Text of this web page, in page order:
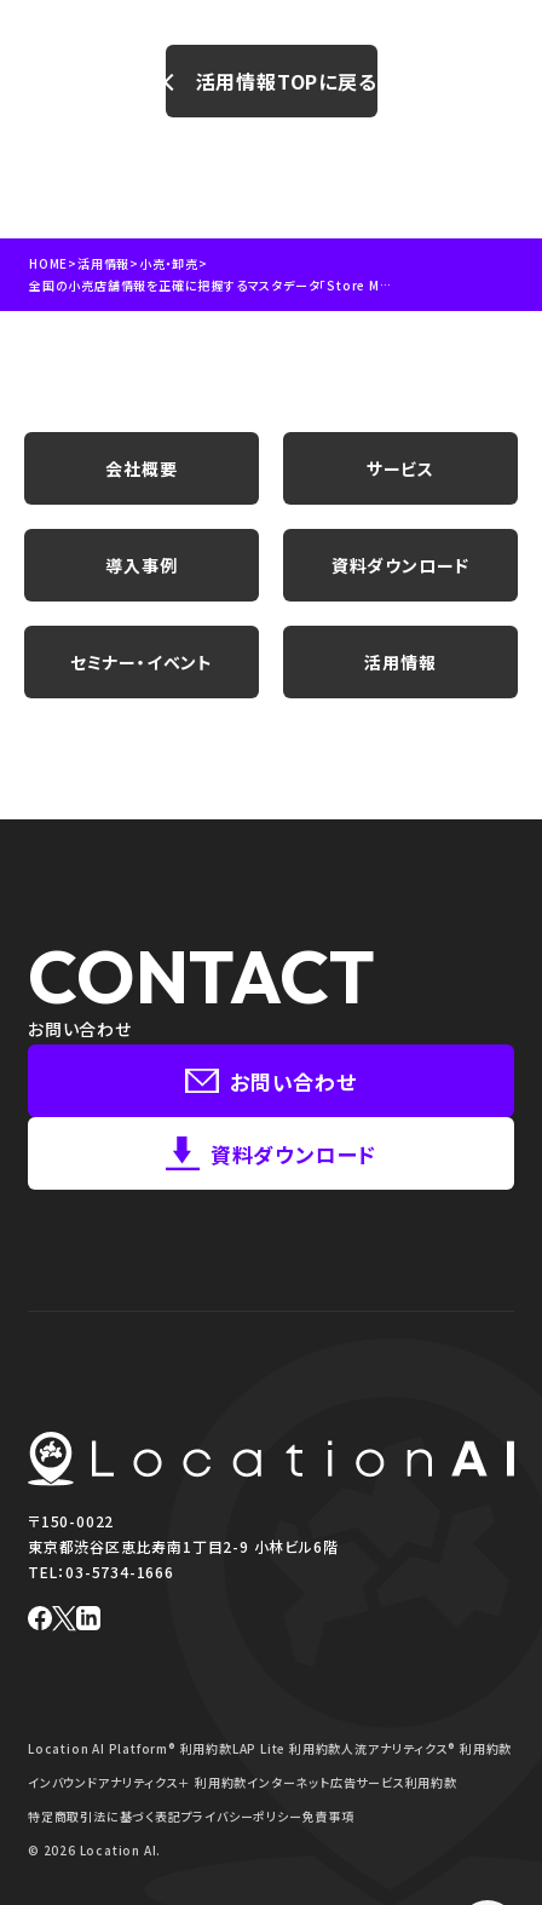
活用情報TOPに戻る
HOME>活用情報> 小売・卸売>
全国の小売店舗情報を正確に把握するマスタデータ「Store Master」の提供
会社概要 サービス
導入事例 資料ダウンロード
セミナー・イベント 活用情報
CONTACT
お問い合わせ
お問い合わせ
資料ダウンロード
〒150-0022
東京都渋谷区恵比寿南1丁目2-9 小林ビル6階
TEL：03-5734-1666
Location AI Platform® 利用約款LAP Lite 利用約款人流アナリティクス® 利用約款
インバウンドアナリティクス＋ 利用約款インターネット広告サービス利用約款
特定商取引法に基づく表記プライバシーポリシー免責事項
© 2026 Location AI.